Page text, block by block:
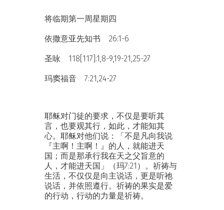
将临期第一周星期四
依撒意亚先知书 26:1-6
圣咏 118[117]:1,8-9,19-21,25-27
玛窦福音 7:21,24-27
耶稣对门徒的要求，不仅是要听其
言，也要观其行，如此，才能知其
心。耶稣对他们说：「不是凡向我说
『主啊！主啊！』的人，就能进天
国；而是那承行我在天之父旨意的
人，才能进天国」（玛7:21）。祈祷与
生活，不仅仅是向主说话，更是听祂
说话，并依照遵行。祈祷的果实是爱
的行动，行动的力量是祈祷。